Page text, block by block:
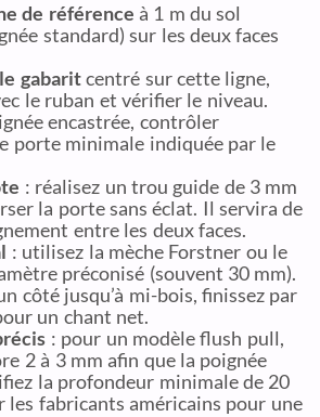
de référence à 1 m du sol
standard) sur les deux faces
gabaritcentré sur cette ligne,
le ruban et vérifier le niveau.
encastrée, contrôler
porte minimale indiquée par le
: réalisez un trou guide de 3 mm
la porte sans éclat. Il servira de
entre les deux faces.
: utilisez la mèche Forstner ou le
préconisé (souvent 30 mm).
côté jusqu’à mi-bois, finissez par
un chant net.
: pour un modèle flush pull,
2 à 3 mm afin que la poignée
la profondeur minimale de 20
les fabricants américains pour une